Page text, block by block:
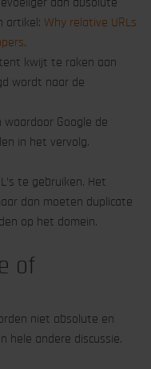
artikel: Why relative URLs
.
kwijt te raken aan
wordt naar de
waardoor Google de
in het vervolg.
te gebruiken. Het
dan moeten duplicate
op het domein.
of
niet absolute en
hele andere discussie.